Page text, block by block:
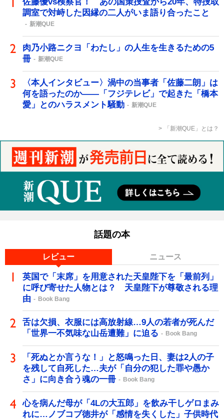
佐藤優vs検察官！ あの国策捜査から20年、特捜取
調室で対峙した因縁の二人がいま語り合ったこと
新潮QUE
肉乃小路ニクヨ「わたし」の人生を生きるための5
冊
新潮QUE
〈本人インタビュー〉渦中の当事者「佐藤二朗」は
何を語ったのか――「フジテレビ」で起きた「橋本
愛」とのハラスメント騒動
新潮QUE
「新潮QUE」とは？
話題の本
レビュー ニュース
英国で「末席」を用意された天皇陛下を「最前列」
に呼び寄せた人物とは？ 天皇陛下が尊敬される理
由
Book Bang
舌は欠損、衣服には高放射線…9人の若者が死んだ
「世界一不気味な山岳遭難」に迫る
Book Bang
「死ぬとか言うな！」と怒鳴った日、妻は2人の子
を残して自死した…夫が「自分の犯した罪や愚か
さ」に向き合う魂の一冊
Book Bang
心を病んだ母が「4Lの大五郎」を飲み干しゲロまみ
れに…ノブコブ徳井が「感情を失くした」子供時代